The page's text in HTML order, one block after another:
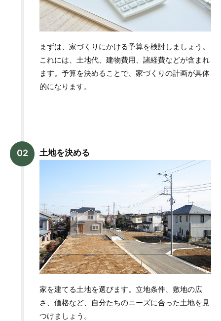
まずは、家づくりにかける予算を検討しましょう。
これには、土地代、建物費用、諸経費などが含まれ
ます。予算を決めることで、家づくりの計画が具体
的になります。
土地を決める
家を建てる土地を選びます。立地条件、敷地の広
さ、価格など、自分たちのニーズに合った土地を見
つけましょう。